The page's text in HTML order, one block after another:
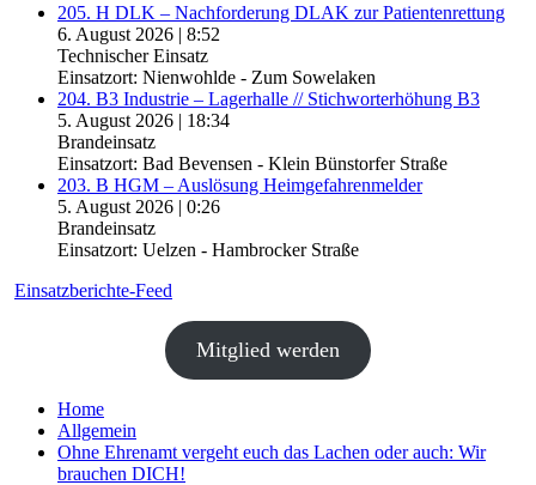
205. H DLK – Nachforderung DLAK zur Patientenrettung
6. August 2026 | 8:52
Technischer Einsatz
Einsatzort: Nienwohlde - Zum Sowelaken
204. B3 Industrie – Lagerhalle // Stichworterhöhung B3
5. August 2026 | 18:34
Brandeinsatz
Einsatzort: Bad Bevensen - Klein Bünstorfer Straße
203. B HGM – Auslösung Heimgefahrenmelder
5. August 2026 | 0:26
Brandeinsatz
Einsatzort: Uelzen - Hambrocker Straße
Einsatzberichte-Feed
Mitglied werden
Home
Allgemein
Ohne Ehrenamt vergeht euch das Lachen oder auch: Wir
brauchen DICH!